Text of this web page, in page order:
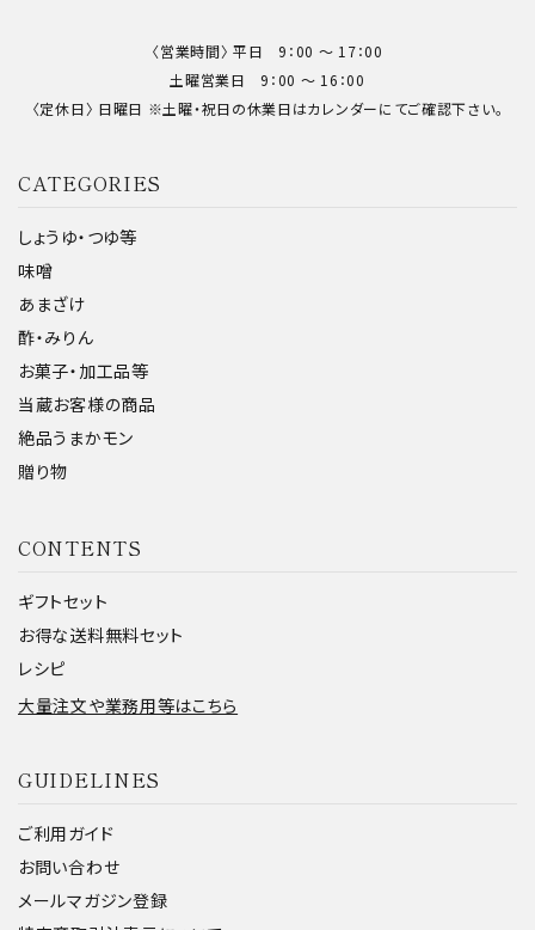
CATEGORIES
しょうゆ・つゆ等
味噌
あまざけ
酢・みりん
お菓子・加工品等
当蔵お客様の商品
絶品うまかモン
贈り物
CONTENTS
ギフトセット
お得な送料無料セット
レシピ
大量注文や業務用等はこちら
GUIDELINES
ご利用ガイド
お問い合わせ
メールマガジン登録
〈営業時間〉 平日 9：00 〜 17：00
土曜営業日 9：00 〜 16：00
〈定休日〉 日曜日 ※土曜・祝日の休業日はカレンダーにてご確認下さい。